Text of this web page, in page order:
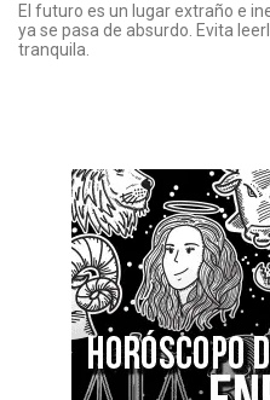
El futuro es un lugar extraño e
ya se pasa de absurdo. Evita
tranquila.